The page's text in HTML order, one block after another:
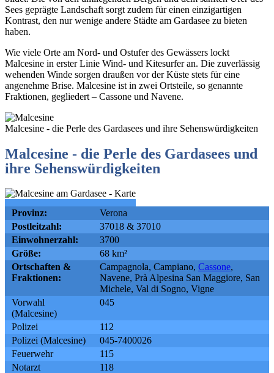
Sees geprägte Landschaft sorgt zudem für einen einzigartigen
Kontrast, den nur wenige andere Städte am Gardasee zu bieten
haben.
Wie viele Orte am Nord- und Ostufer des Gewässers lockt
Malcesine in erster Linie Wind- und Kitesurfer an. Die zuverlässig
wehenden Winde sorgen draußen vor der Küste stets für eine
angenehme Brise. Malcesine ist in zwei Ortsteile, so genannte
Fraktionen, gegliedert – Cassone und Navene.
Malcesine - die Perle des Gardasees und ihre Sehenswürdigkeiten
Malcesine - die Perle des Gardasees und
ihre Sehenswürdigkeiten
Provinz:
Verona
Postleitzahl:
37018 & 37010
Einwohnerzahl:
3700
Größe:
68 km²
Ortschaften &
Fraktionen:
Campagnola, Campiano, Cassone,
Navene, Prà Alpesina San Maggiore, San
Michele, Val di Sogno, Vigne
Vorwahl
(Malcesine)
045
Polizei
112
Polizei (Malcesine)
045-7400026
Feuerwehr
115
Notarzt
118